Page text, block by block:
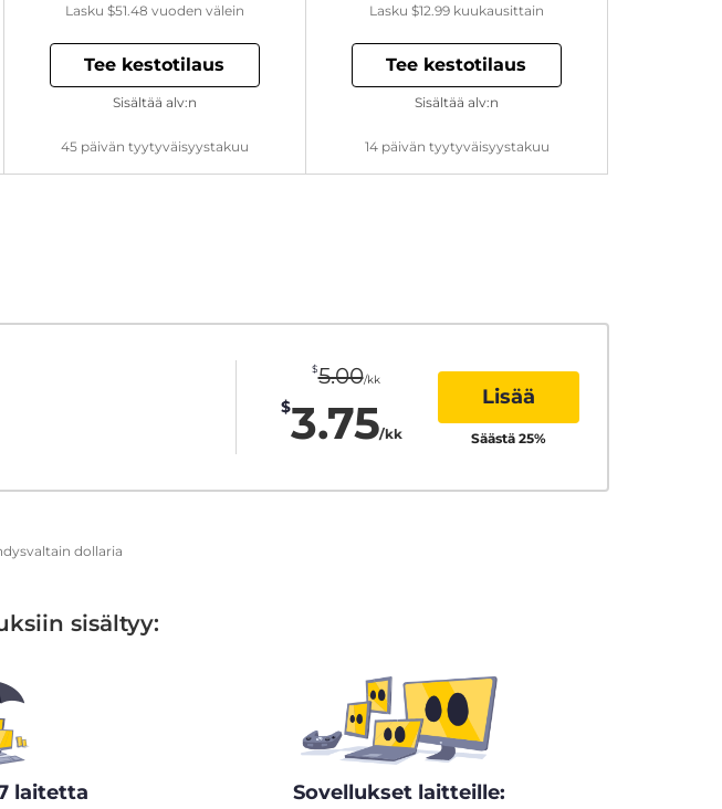
Lasku $51.48 vuoden välein
Tee kestotilaus
45 päivän tyytyväisyystakuu
Sisältää alv:n
Lasku $12.99 kuukausittain
Tee kestotilaus
14 päivän tyytyväisyystakuu
Sisältää alv:n
$5.00/kk
$3.75/kk
Lisää
Säästä 25%
dollaria
sisältyy:
laitetta Sovellukset laitteille: